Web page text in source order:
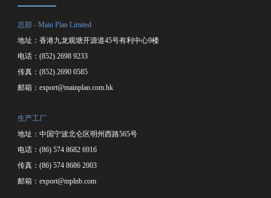
总部 - Main Plan Limited
地址：香港九龙观塘开源道45号有利中心9楼
电话：(852) 2698 9233
传真：(852) 2690 0585
邮箱：export@mainplan.com.hk
生产工厂
地址：中国宁波北仑区明州西路565号
电话：(86) 574 8682 6916
传真：(86) 574 8686 2003
邮箱：export@mplnb.com